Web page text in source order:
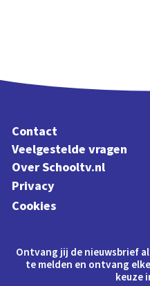
Contact
Veelgestelde vragen
Over Schooltv.nl
Privacy
Cookies
Ontvang jij de nieuwsbrief
te melden en ontvang
keuze